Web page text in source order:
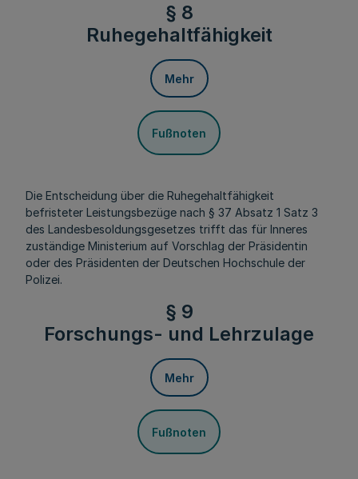
§ 8
Ruhegehaltfähigkeit
Mehr
Fußnoten
Die Entscheidung über die Ruhegehaltfähigkeit
befristeter Leistungsbezüge nach § 37 Absatz 1 Satz 3
des Landesbesoldungsgesetzes trifft das für Inneres
zuständige Ministerium auf Vorschlag der Präsidentin
oder des Präsidenten der Deutschen Hochschule der
Polizei.
§ 9
Forschungs- und Lehrzulage
Mehr
Fußnoten